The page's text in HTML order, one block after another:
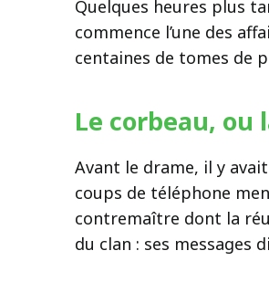
Quelques heures plus
commence l’une des
centaines de tomes de
Le corbeau, ou
Avant le drame, il y
coups de téléphone
contremaître dont la
du clan : ses messages